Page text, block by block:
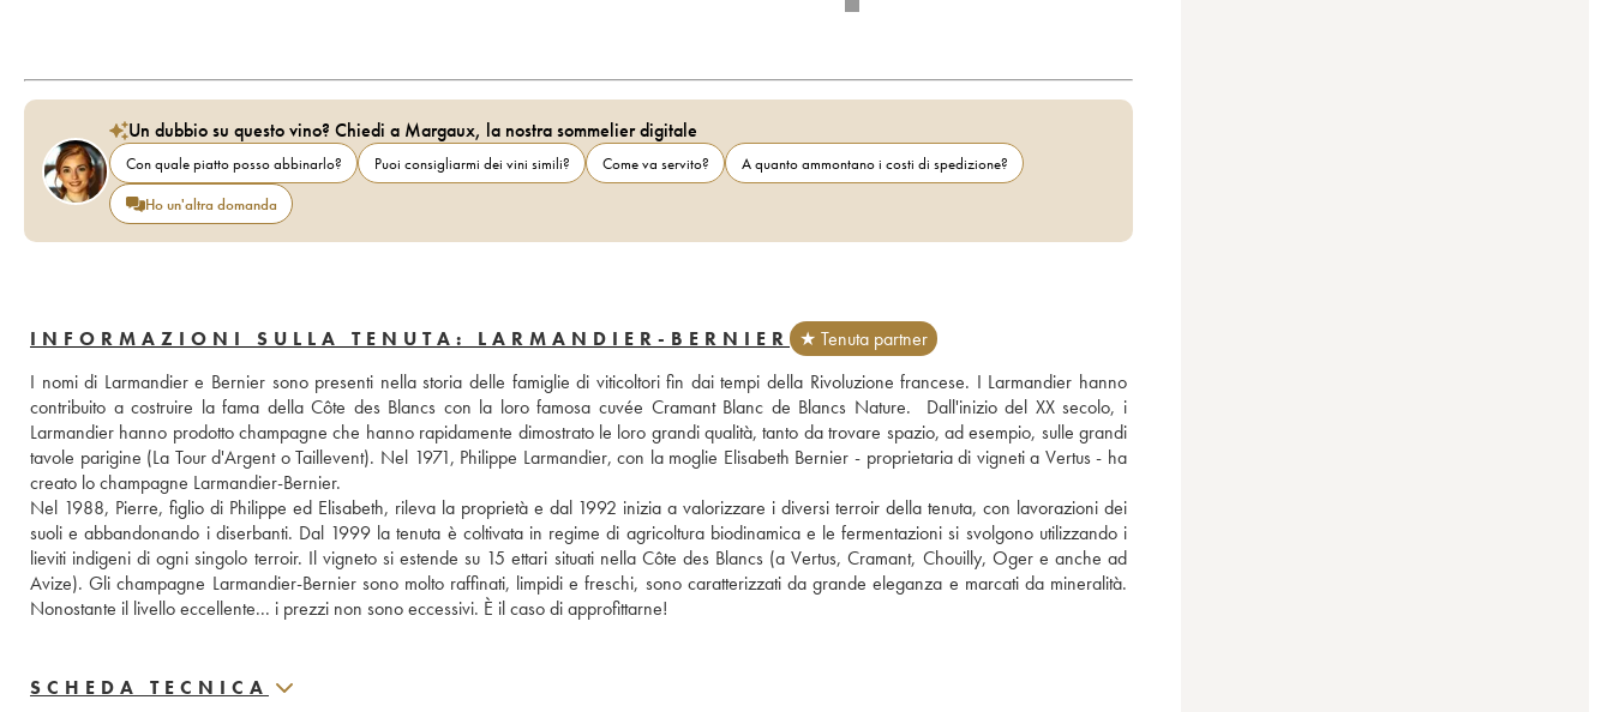
Un dubbio su questo vino? Chiedi a Margaux, la nostra sommelier digitale
Con quale piatto posso abbinarlo? Puoi consigliarmi dei vini simili? Come va servito?
A quanto ammontano i costi di spedizione?
Ho un'altra domanda
INFORMAZIONI SULLA TENUTA: LARMANDIER-BERNIER
★ Tenuta partner
I nomi di Larmandier e Bernier sono presenti nella storia delle famiglie di viticoltori fin dai tempi della Rivoluzione francese. I Larmandier hanno
contribuito a costruire la fama della Côte des Blancs con la loro famosa cuvée Cramant Blanc de Blancs Nature.  Dall'inizio del XX secolo, i
Larmandier hanno prodotto champagne che hanno rapidamente dimostrato le loro grandi qualità, tanto da trovare spazio, ad esempio, sulle grandi
tavole parigine (La Tour d'Argent o Taillevent). Nel 1971, Philippe Larmandier, con la moglie Elisabeth Bernier - proprietaria di vigneti a Vertus - ha
creato lo champagne Larmandier-Bernier.
Nel 1988, Pierre, figlio di Philippe ed Elisabeth, rileva la proprietà e dal 1992 inizia a valorizzare i diversi terroir della tenuta, con lavorazioni dei
suoli e abbandonando i diserbanti. Dal 1999 la tenuta è coltivata in regime di agricoltura biodinamica e le fermentazioni si svolgono utilizzando i
lieviti indigeni di ogni singolo terroir. Il vigneto si estende su 15 ettari situati nella Côte des Blancs (a Vertus, Cramant, Chouilly, Oger e anche ad
Avize). Gli champagne Larmandier-Bernier sono molto raffinati, limpidi e freschi, sono caratterizzati da grande eleganza e marcati da mineralità.
Nonostante il livello eccellente... i prezzi non sono eccessivi. È il caso di approfittarne!
SCHEDA TECNICA